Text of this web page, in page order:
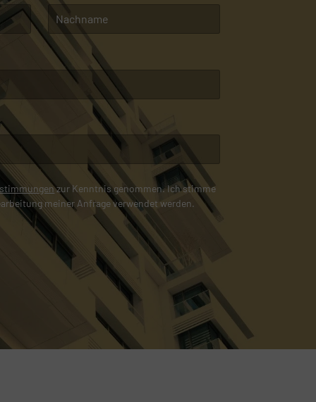
zur Kenntnis genommen. Ich stimme
meiner Anfrage verwendet werden.